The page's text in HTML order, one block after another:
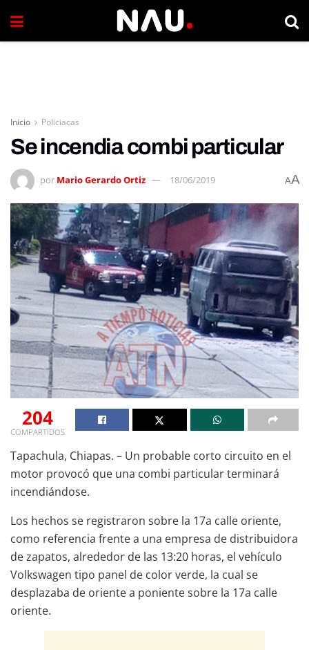
Inicio Policiacas
Se incendia combi particular
por Mario Gerardo Ortiz 18/06/2019 AA
204
COMPARTIDOS
Tapachula, Chiapas. – Un probable corto circuito en el
motor provocó que una combi particular terminará
incendiándose.
Los hechos se registraron sobre la 17a calle oriente,
como referencia frente a una empresa de distribuidora
de zapatos, alrededor de las 13:20 horas, el vehículo
Volkswagen tipo panel de color verde, la cual se
desplazaba de oriente a poniente sobre la 17a calle
oriente.